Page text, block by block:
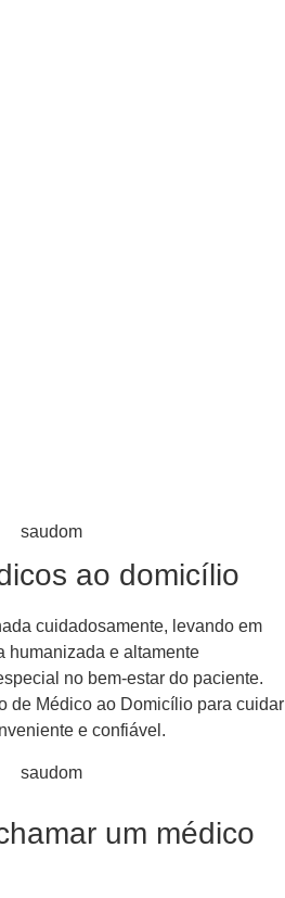
ao domicílio
cuidadosamente, levando em
humanizada e altamente
no bem-estar do paciente.
de Médico ao Domicílio para cuidar
e confiável.
um médico